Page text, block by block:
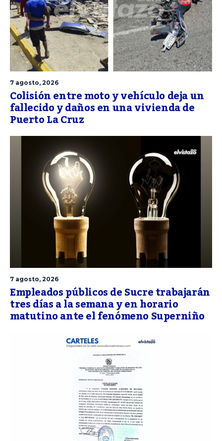
7 agosto, 2026
Colisión entre moto y vehículo deja un
fallecido y daños en una vivienda de
Puerto La Cruz
7 agosto, 2026
Empleados públicos de Sucre trabajarán
tres días a la semana y en horario
matutino ante el fenómeno Superniño